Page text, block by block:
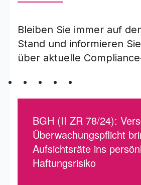
Bleiben Sie immer auf
Stand und informieren
über aktuelle
BGH (II ZR 78/24):
Überwachungspflicht
Aufsichtsräte ins
Haftungsrisiko